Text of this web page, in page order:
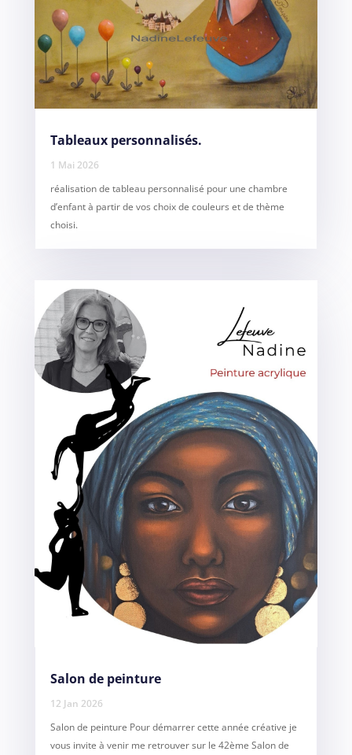
Tableaux personnalisés.
1 Mai 2026
réalisation de tableau personnalisé pour une chambre
d’enfant à partir de vos choix de couleurs et de thème
choisi.
Salon de peinture
12 Jan 2026
Salon de peinture Pour démarrer cette année créative je
vous invite à venir me retrouver sur le 42ème Salon de